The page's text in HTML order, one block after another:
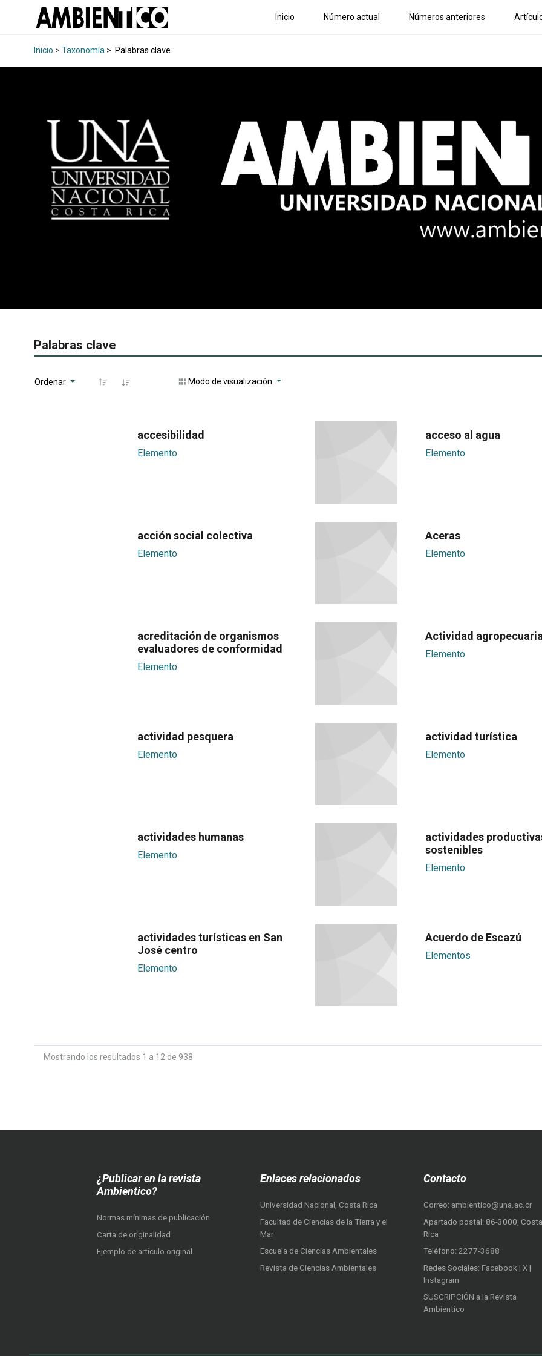
Inicio Número actual Números anteriores
Inicio > Taxonomía > Palabras clave
Palabras clave
Ordenar Modo de visualización
accesibilidad
Elemento
acceso al agua
Elemento
acción social colectiva
Elemento
Aceras
Elemento
acreditación de organismos
evaluadores de conformidad
Elemento
Actividad
Elemento
actividad pesquera
Elemento
actividad turística
Elemento
actividades humanas
Elemento
actividades
sostenibles
Elemento
actividades turísticas en San
José centro
Elemento
Acuerdo de Escazú
Elementos
Mostrando los resultados 1 a 12 de 938
¿Publicar en la revista
Ambientico?
Normas mínimas de publicación
Carta de originalidad
Ejemplo de artículo original
Enlaces relacionados
Universidad Nacional, Costa Rica
Facultad de Ciencias de la Tierra y el
Mar
Escuela de Ciencias Ambientales
Revista de Ciencias Ambientales
Contacto
Correo: ambientico@una.ac.cr
Apartado postal: 86-3000, Costa
Rica
Teléfono: 2277-3688
Redes Sociales: Facebook | X |
Instagram
SUSCRIPCIÓN a la Revista
Ambientico